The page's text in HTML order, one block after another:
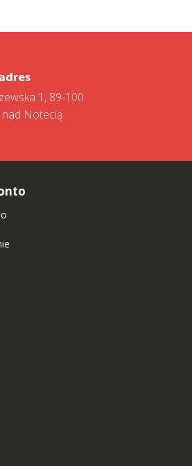
1, 89-100
nad Notecią